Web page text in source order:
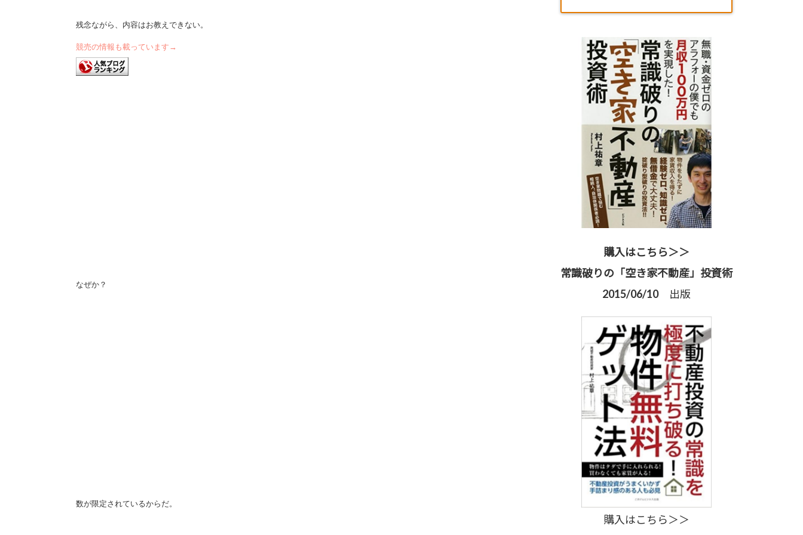
残念ながら、内容はお教えできない。
競売の情報も載っています →
なぜか？
数が限定されているからだ。
購入はこちら＞＞
常識破りの「空き家不動産」投資術
2015/06/10 出版
購入はこちら＞＞